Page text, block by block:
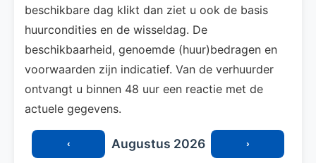
beschikbare dag klikt dan ziet u ook de basis
huurcondities en de wisseldag. De
beschikbaarheid, genoemde (huur)bedragen en
voorwaarden zijn indicatief. Van de verhuurder
ontvangt u binnen 48 uur een reactie met de
actuele gegevens.
‹ Augustus 2026 ›